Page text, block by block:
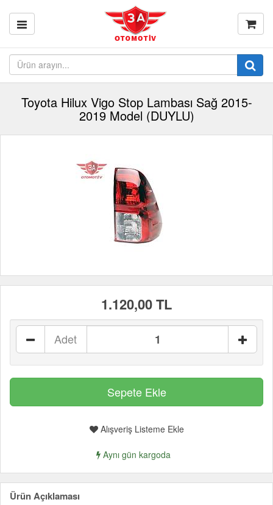
Toyota Hilux Vigo Stop Lambası Sağ 2015-
2019 Model (DUYLU)
1.120,00 TL
Adet
Alışveriş Listeme Ekle
Aynı gün kargoda
Ürün Açıklaması